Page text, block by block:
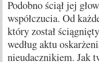
Podobno ściął jej
współczucia. Od
który został
według aktu
nieudacznikiem. Jak